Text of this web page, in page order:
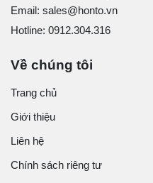
Email: sales@honto.vn
Hotline: 0912.304.316
Về chúng tôi
Trang chủ
Giới thiệu
Liên hệ
Chính sách riêng tư